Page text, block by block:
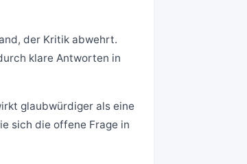
der Kritik abwehrt.
klare Antworten in
glaubwürdiger als eine
sich die offene Frage in